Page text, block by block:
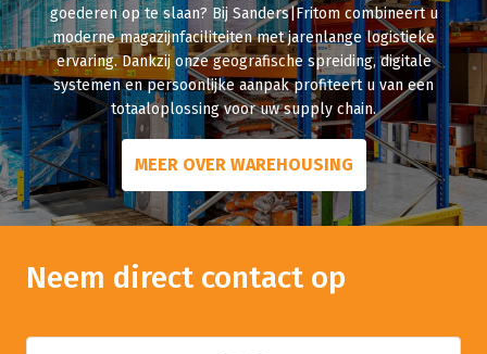
goederen op te slaan? Bij Sanders|Fritom combineert u
moderne magazijnfaciliteiten met jarenlange logistieke
ervaring. Dankzij onze geografische spreiding, digitale
systemen en persoonlijke aanpak profiteert u van een
totaaloplossing voor uw supply chain.
MEER OVER WAREHOUSING
Neem direct contact op